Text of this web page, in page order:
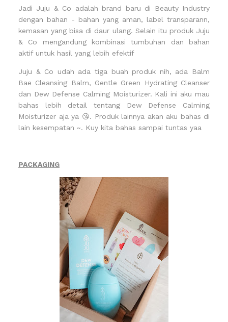
Jadi Juju & Co adalah brand baru di Beauty Industry
dengan bahan - bahan yang aman, label transparann,
kemasan yang bisa di daur ulang. Selain itu produk Juju
& Co mengandung kombinasi tumbuhan dan bahan
aktif untuk hasil yang lebih efektif
Juju & Co udah ada tiga buah produk nih, ada Balm
Bae Cleansing Balm, Gentle Green Hydrating Cleanser
dan Dew Defense Calming Moisturizer. Kali ini aku mau
bahas lebih detail tentang Dew Defense Calming
Moisturizer aja ya 😘. Produk lainnya akan aku bahas di
lain kesempatan ~. Kuy kita bahas sampai tuntas yaa
PACKAGING